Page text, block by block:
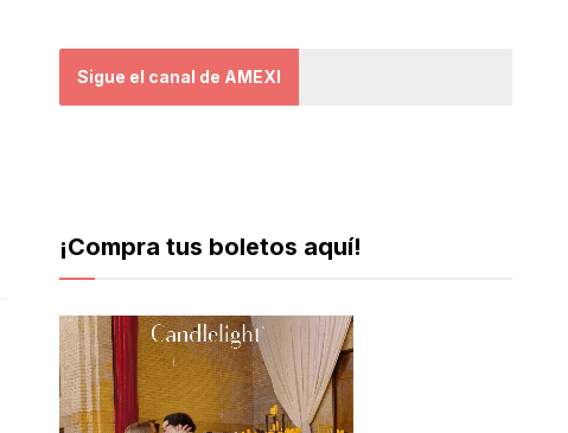
Sigue el canal de AMEXI
¡Compra tus boletos aquí!